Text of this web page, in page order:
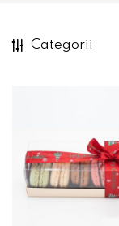
Categorii